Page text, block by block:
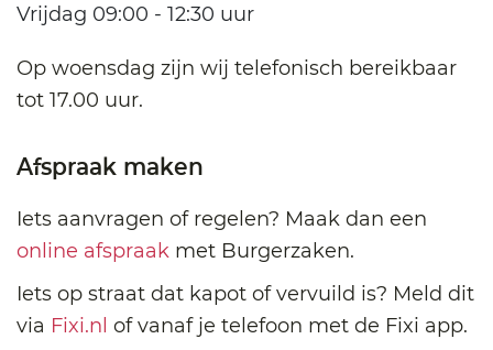
Vrijdag 09:00 - 12:30 uur
Op woensdag zijn wij telefonisch bereikbaar
tot 17.00 uur.
Afspraak maken
Iets aanvragen of regelen? Maak dan een
online afspraak met Burgerzaken.
Iets op straat dat kapot of vervuild is? Meld dit
via Fixi.nl of vanaf je telefoon met de Fixi app.